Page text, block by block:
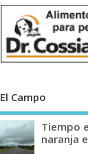
El Campo
Tiempo
naranja